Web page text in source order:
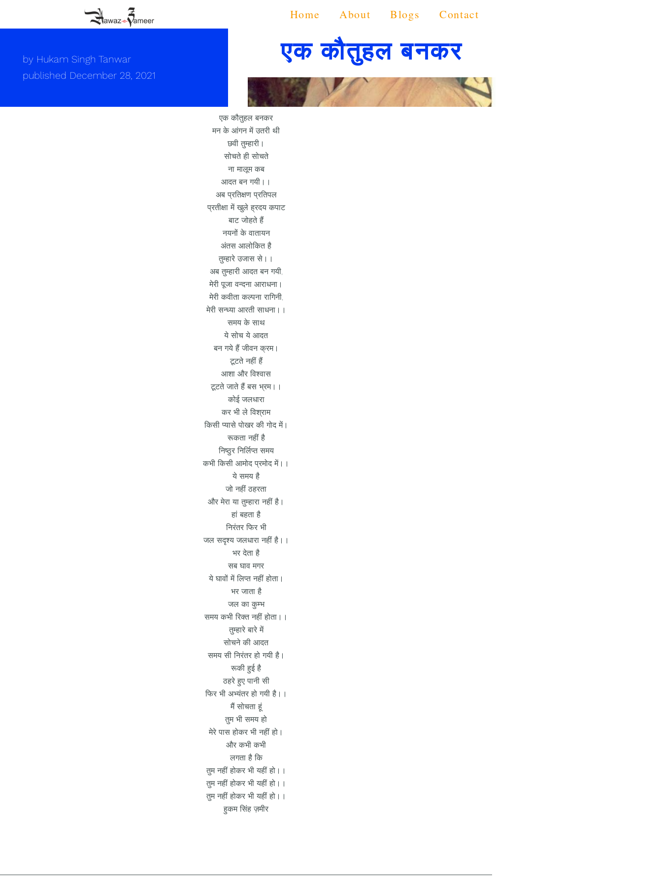
Home About Blogs Contact
by Hukam Singh Tanwar
published December 28, 2021
एक कौतुहल बनकर
एक कौतुहल बनकर
मन के आंगन में उतरी थी
छवी तुम्हारी।
सोचते ही सोचते
ना मालूम कब
आदत बन गयी।।
अब प्रतिक्षण प्रतिपल
प्रतीक्षा में खुले ह्रदय कपाट
बाट जोहते हैं​
नयनों के वातायन
अंतस आलोकित है
तुम्हारे उजास से।।
अब तुम्हारी आदत बन गयी,
मेरी पूजा वन्दना आराधना।
मेरी कवीता कल्पना रागिनी,
मेरी सन्ध्या आरती साधना।।
समय के साथ
ये सोच ये आदत
बन गये हैं जीवन क्रम।
टूटते नहीं हैं
आशा और विश्वास
टूटते जाते हैं बस भ्रम।।
कोई जलधारा
कर भी ले विश्राम
किसी प्यासे पोखर की गोद में।
रूकता नहीं है
निष्ठुर निर्लिप्त समय
कभी किसी आमोद प्रमोद में।।
ये समय है
जो नहीं ठहरता
और मेरा या तुम्हारा नहीं है।
हां बहता है
निरंतर फिर भी
जल सदृश्य जलधारा नहीं है।।
भर देता है
सब घाव मगर
ये घावों में लिप्त नहीं होता।
भर जाता है
जल का कुम्भ
समय कभी रिक्त नहीं होता।।
तुम्हारे बारे में
सोचने की आदत
समय सी निरंतर हो गयी है।
रूकी हुई है
ठहरे हुए पानी सी
फिर भी अभ्यंतर हो गयी है।।
मैं सोचता हूं
तुम भी समय हो
मेरे पास होकर भी नहीं हो।
और कभी कभी
लगता है कि
तुम नहीं होकर भी यहीं हो।।
तुम नहीं होकर भी यहीं हो।।
तुम नहीं होकर भी यहीं हो।।
हुकम सिंह ज़मीर